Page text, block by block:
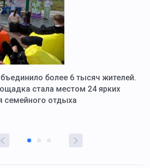
более 6 тысяч жителей.
стала местом 24 ярких
семейного отдыха